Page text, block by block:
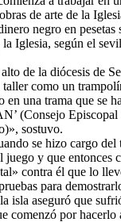
de arte de la
negro en pesetas
Iglesia, según el
de la diócesis de
como un
en una trama que se
(Consejo Episcopal
sostuvo.
se hizo cargo del
juego y que entonces
contra él que lo
para
isla aseguró que
comenzó por hacerlo